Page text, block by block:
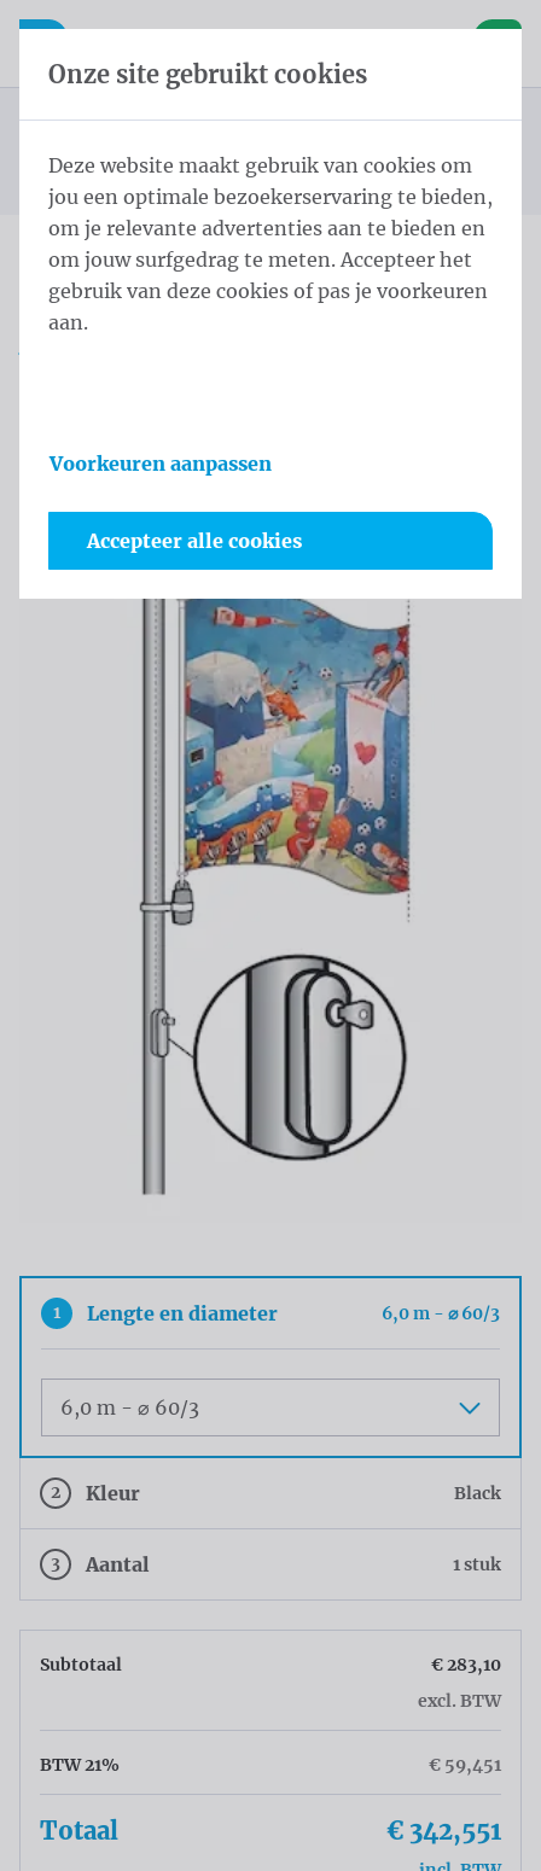
Inhoud overslaan
Taalkeuze overslaan
Open mobiele navigatie
U bevindt zich hier:
Cilindrische masten
Cilindrische Mast Antidiefstal Opzetbox 6,0 m - ⌀ 60/3
Black
Cilindrische Mast
Antidiefstal Opzetbox 6,0
1 Lengte en diameter 6,0 m - ⌀ 60/3
Maat
2 Kleur Black
3 Aantal 1 stuk
Subtotaal
€ 283,10
excl. BTW
BTW 21% € 59,451
Totaal € 342,551
Onze site gebruikt cookies
Deze website maakt gebruik van cookies om
jou een optimale bezoekerservaring te bieden,
om je relevante advertenties aan te bieden en
om jouw surfgedrag te meten. Accepteer het
gebruik van deze cookies of pas je voorkeuren
aan.
Voorkeuren aanpassen
Accepteer alle cookies